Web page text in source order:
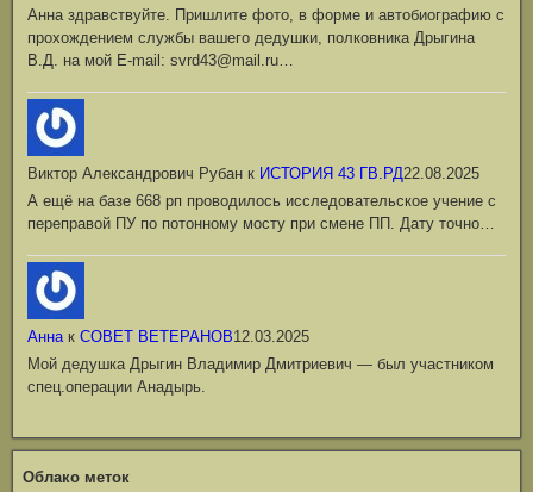
Анна здравствуйте. Пришлите фото, в форме и автобиографию с
прохождением службы вашего дедушки, полковника Дрыгина
В.Д. на мой Е-mail: svrd43@mail.ru…
Виктор Александрович Рубан к ИСТОРИЯ 43 ГВ.РД22.08.2025
А ещё на базе 668 рп проводилось исследовательское учение с
переправой ПУ по потонному мосту при смене ПП. Дату точно…
Аннак СОВЕТ ВЕТЕРАНОВ12.03.2025
Мой дедушка Дрыгин Владимир Дмитриевич — был участником
спец.операции Анадырь.
Облако меток